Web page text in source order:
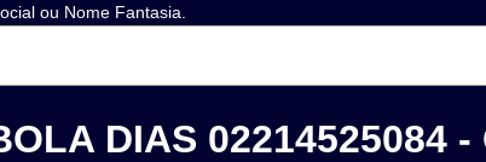
ou Nome Fantasia.
DIAS 02214525084